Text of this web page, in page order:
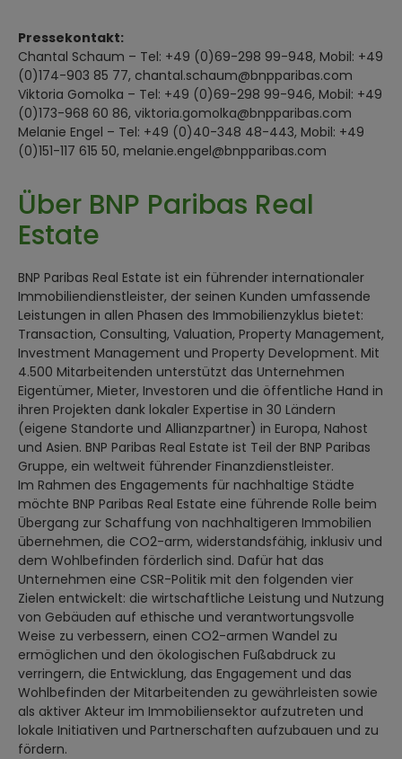
Pressekontakt:
Chantal Schaum – Tel: +49 (0)69-298 99-948, Mobil: +49
(0)174-903 85 77, chantal.schaum@bnpparibas.com
Viktoria Gomolka – Tel: +49 (0)69-298 99-946, Mobil: +49
(0)173-968 60 86, viktoria.gomolka@bnpparibas.com
Melanie Engel – Tel: +49 (0)40-348 48-443, Mobil: +49
(0)151-117 615 50, melanie.engel@bnpparibas.com
Über BNP Paribas Real
Estate
BNP Paribas Real Estate ist ein führender internationaler
Immobiliendienstleister, der seinen Kunden umfassende
Leistungen in allen Phasen des Immobilienzyklus bietet:
Transaction, Consulting, Valuation, Property Management,
Investment Management und Property Development. Mit
4.500 Mitarbeitenden unterstützt das Unternehmen
Eigentümer, Mieter, Investoren und die öffentliche Hand in
ihren Projekten dank lokaler Expertise in 30 Ländern
(eigene Standorte und Allianzpartner) in Europa, Nahost
und Asien. BNP Paribas Real Estate ist Teil der BNP Paribas
Gruppe, ein weltweit führender Finanzdienstleister.
Im Rahmen des Engagements für nachhaltige Städte
möchte BNP Paribas Real Estate eine führende Rolle beim
Übergang zur Schaffung von nachhaltigeren Immobilien
übernehmen, die CO2-arm, widerstandsfähig, inklusiv und
dem Wohlbefinden förderlich sind. Dafür hat das
Unternehmen eine CSR-Politik mit den folgenden vier
Zielen entwickelt: die wirtschaftliche Leistung und Nutzung
von Gebäuden auf ethische und verantwortungsvolle
Weise zu verbessern, einen CO2-armen Wandel zu
ermöglichen und den ökologischen Fußabdruck zu
verringern, die Entwicklung, das Engagement und das
Wohlbefinden der Mitarbeitenden zu gewährleisten sowie
als aktiver Akteur im Immobiliensektor aufzutreten und
lokale Initiativen und Partnerschaften aufzubauen und zu
fördern.